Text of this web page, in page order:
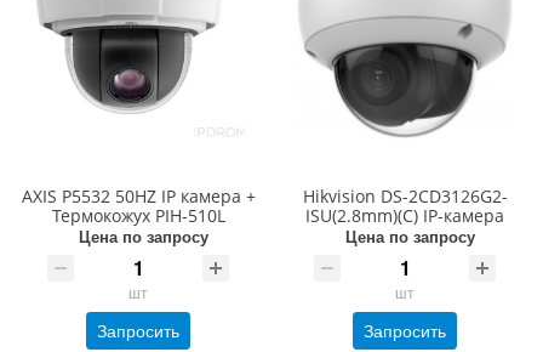
AXIS P5532 50HZ IP камера +
Термокожух PIH-510L
Цена по запросу
шт
Запросить
Hikvision DS-2CD3126G2-
ISU(2.8mm)(C) IP-камера
Цена по запросу
шт
Запросить